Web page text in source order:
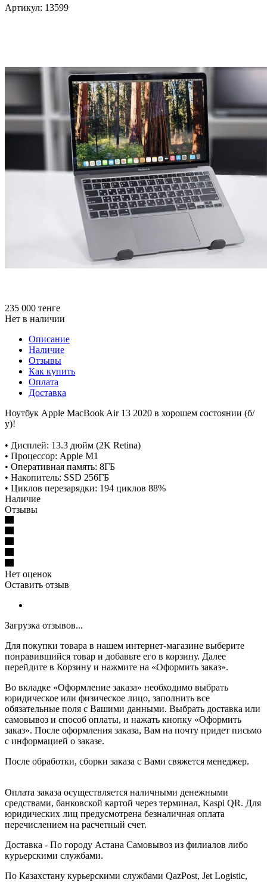
Артикул: 13599
235 000 тенге
Нет в наличии
Описание
Наличие
Отзывы
Как купить
Оплата
Доставка
Ноутбук Apple MacBook Air 13 2020 в хорошем состоянии (б/
у)!
• Дисплей: 13.3 дюйм (2K Retina)
• Процессор: Apple M1
• Оперативная память: 8ГБ
• Накопитель: SSD 256ГБ
• Циклов перезарядки: 194 циклов 88%
Наличие
Отзывы
Нет оценок
Оставить отзыв
Загрузка отзывов...
Для покупки товара в нашем интернет-магазине выберите
понравившийся товар и добавьте его в корзину. Далее
перейдите в Корзину и нажмите на «Оформить заказ».
Во вкладке «Оформление заказа» необходимо выбрать
юридическое или физическое лицо, заполнить все
обязательные поля с Вашими данными. Выбрать доставка или
самовывоз и способ оплаты, и нажать кнопку «Оформить
заказ». После оформления заказа, Вам на почту придет письмо
с информацией о заказе.
После обработки, сборки заказа с Вами свяжется менеджер.
Оплата заказа осуществляется наличными денежными
средствами, банковской картой через терминал, Kaspi QR. Для
юридических лиц предусмотрена безналичная оплата
перечислением на расчетный счет.
Доставка - По городу Астана Самовывоз из филиалов либо
курьерскими службами.
По Казахстану курьерскими службами QazPost, Jet Logistic,